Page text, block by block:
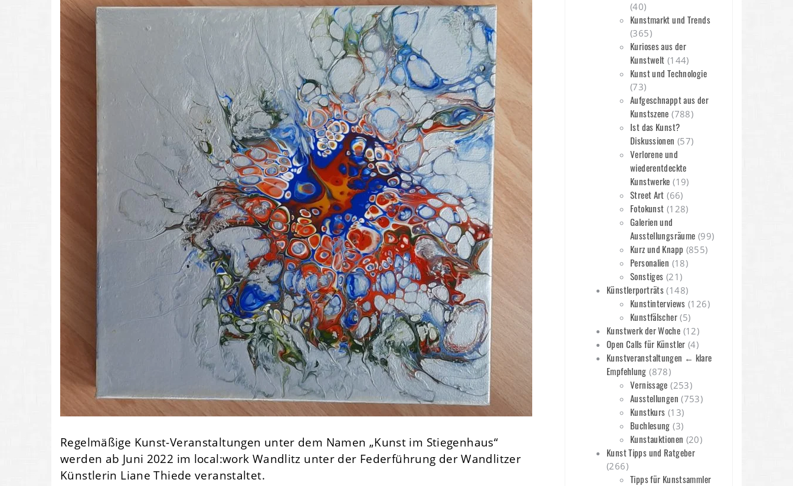
Regelmäßige Kunst-Veranstaltungen unter dem Namen „Kunst im Stiegenhaus“
werden ab Juni 2022 im local:work Wandlitz unter der Federführung der Wandlitzer
Künstlerin Liane Thiede veranstaltet.
(40)
Kunstmarkt und Trends
(365)
Kurioses aus der
Kunstwelt (144)
Kunst und Technologie
(73)
Aufgeschnappt aus der
Kunstszene (788)
Ist das Kunst?
Diskussionen (57)
Verlorene und
wiederentdeckte
Kunstwerke (19)
Street Art (66)
Fotokunst (128)
Galerien und
Ausstellungsräume (99)
Kurz und Knapp (855)
Personalien (18)
Sonstiges (21)
Künstlerporträts (148)
Kunstinterviews (126)
Kunstfälscher(5)
Kunstwerk der Woche (12)
Open Calls für Künstler (4)
Kunstveranstaltungen ← klare
Empfehlung (878)
Vernissage (253)
Ausstellungen (753)
Kunstkurs (13)
Buchlesung (3)
Kunstauktionen (20)
Kunst Tipps und Ratgeber
(266)
Tipps für Kunstsammler